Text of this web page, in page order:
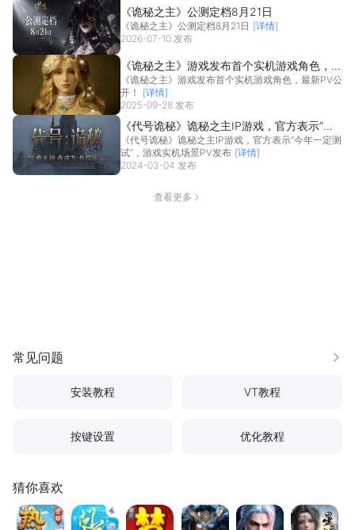
《诡秘之主》公测定档8月21日
《诡秘之主》公测定档8月21日 [详情]
2026-07-10 发布
《诡秘之主》游戏发布首个实机游戏角色，最
新PV公开！
《诡秘之主》游戏发布首个实机游戏角色，最新PV公
开！
[详情]
2025-09-28 发布
《代号诡秘》诡秘之主IP游戏，官方表示“今
年一定测试”，游戏实机场景PV发布
《代号诡秘》诡秘之主IP游戏，官方表示“今年一定测
试”，游戏实机场景PV发布 [详情]
2024-03-04 发布
查看更多
常见问题 更多
安装教程 VT教程
按键设置 优化教程
猜你喜欢
热血江湖：觉醒
问道 梦幻西游 地牢猎手6逆袭的仙王星辰